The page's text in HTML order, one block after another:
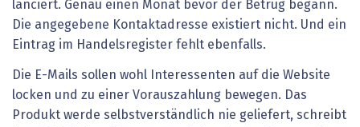
lanciert. Genau einen Monat bevor der Betrug begann.
Die angegebene Kontaktadresse existiert nicht. Und ein
Eintrag im Handelsregister fehlt ebenfalls.
Die E-Mails sollen wohl Interessenten auf die Website
locken und zu einer Vorauszahlung bewegen. Das
Produkt werde selbstverständlich nie geliefert, schreibt